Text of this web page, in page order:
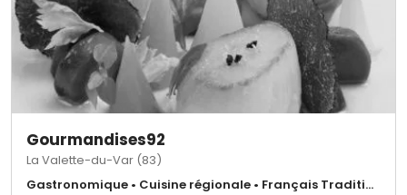
Gourmandises92
La Valette-du-Var (83)
Gastronomique • Cuisine régionale • Français Traditionnel